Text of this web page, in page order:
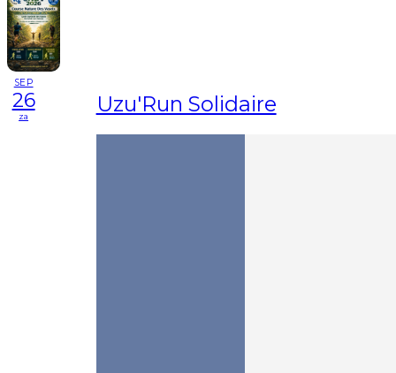
SEP
26
za Uzu'Run Solidaire